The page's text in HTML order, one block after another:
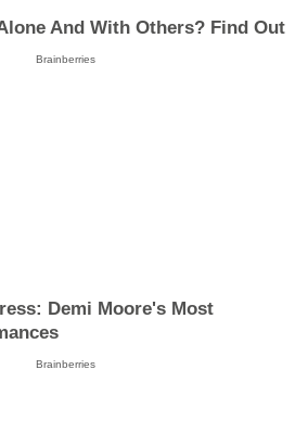
And With Others? Find Out
Brainberries
Demi Moore's Most
Brainberries